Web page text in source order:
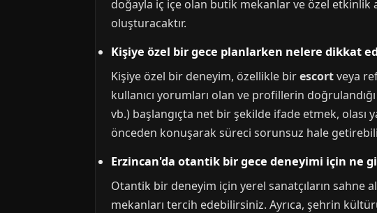
doğayla iç içe olan butik mekanlar ve özel
oluşturacaktır.
Kişiye özel bir gece planlarken nelere dikkat
Kişiye özel bir deneyim, özellikle birescortveya
kullanıcı yorumları olan ve profillerin
vb.) başlangıçta net bir şekilde ifade etmek, olası
önceden konuşarak süreci sorunsuz hale
Erzincan'da otantik bir gece deneyimi için ne
Otantik bir deneyim için yerel sanatçıların sahne
mekanları tercih edebilirsiniz. Ayrıca, şehrin